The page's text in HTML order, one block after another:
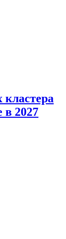
2027